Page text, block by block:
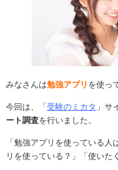
みなさんは勉強アプリ を使っ
今回は、「受験のミカタ 」サ
ート調査を行いました。
「勉強アプリを使っている
リを使っている？」「使いた